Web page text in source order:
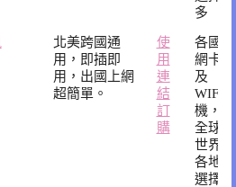
多
北美跨國通
用，即插即
用，出國上網
超簡單。
使
用
連
結
訂
購
各國
網卡
及
WIFI
機，
全球
世界
各地
選擇